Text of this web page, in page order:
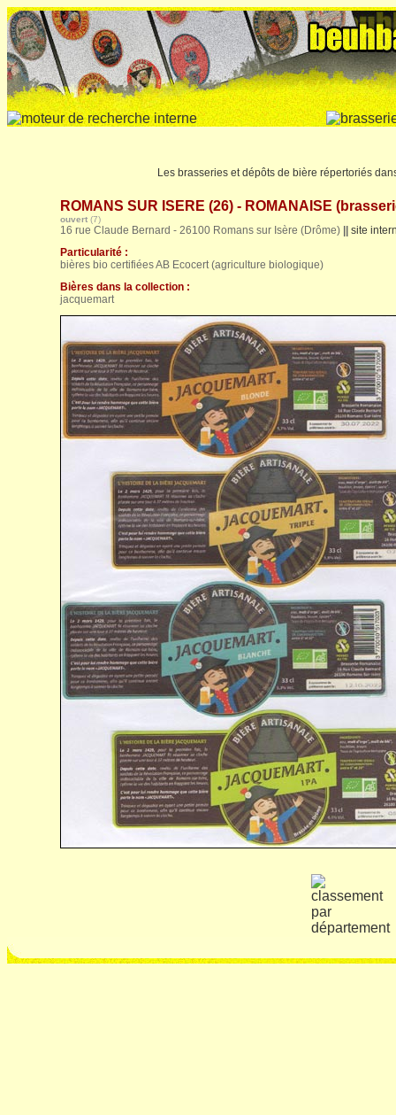
Les brasseries et dépôts de bière répertoriés
ROMANS SUR ISERE (26) - ROMANAISE
ouvert (7)
16 rue Claude Bernard - 26100 Romans sur Isère (Drôme)
site
Particularité :
bières bio certifiées AB Ecocert (agriculture biologique)
Bières dans la collection :
jacquemart